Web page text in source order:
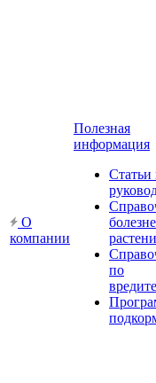
О
компании
Полезная
информация
Статьи
по